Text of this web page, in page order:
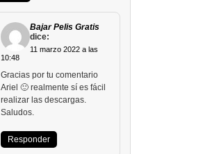
Bajar Pelis Gratis
dice:
11 marzo 2022 a las
10:48
Gracias por tu comentario
Ariel 🙂 realmente sí es fácil
realizar las descargas.
Saludos.
Responder